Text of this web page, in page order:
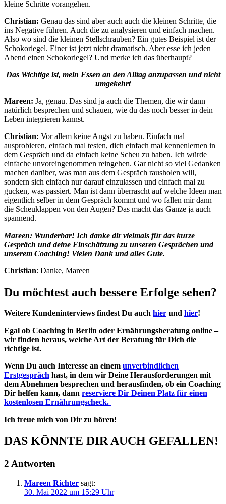
kleine Schritte vorangehen.
Christian: Genau das sind aber auch auch die kleinen Schritte, die
ins Negative führen. Auch die zu analysieren und einfach machen.
Also wo sind die kleinen Stellschrauben? Ein gutes Beispiel ist der
Schokoriegel. Einer ist jetzt nicht dramatisch. Aber esse ich jeden
Abend einen Schokoriegel? Und merke ich das überhaupt?
Das Wichtige ist, mein Essen an den Alltag anzupassen und nicht
umgekehrt
Mareen: Ja, genau. Das sind ja auch die Themen, die wir dann
natürlich besprechen und schauen, wie du das noch besser in dein
Leben integrieren kannst.
Christian: Vor allem keine Angst zu haben. Einfach mal
ausprobieren, einfach mal testen, dich einfach mal kennenlernen in
dem Gespräch und da einfach keine Scheu zu haben. Ich würde
einfache unvoreingenommen reingehen. Gar nicht so viel Gedanken
machen darüber, was man aus dem Gespräch rausholen will,
sondern sich einfach nur darauf einzulassen und einfach mal zu
gucken, was passiert. Man ist dann überrascht auf welche Ideen man
eigentlich selber in dem Gespräch kommt und wo fallen mir dann
die Scheuklappen von den Augen? Das macht das Ganze ja auch
spannend.
Mareen: Wunderbar! Ich danke dir vielmals für das kurze
Gespräch und deine Einschätzung zu unseren Gesprächen und
unserem Coaching! Vielen Dank und alles Gute.
Christian: Danke, Mareen
Du möchtest auch bessere Erfolge sehen?
Weitere Kundeninterviews findest Du auch hier und hier!
Egal ob Coaching in Berlin oder Ernährungsberatung online –
wir finden heraus, welche Art der Beratung für Dich die
richtige ist.
Wenn Du auch Interesse an einem unverbindlichen
Erstgespräch hast, in dem wir Deine Herausforderungen mit
dem Abnehmen besprechen und herausfinden, ob ein Coaching
Dir helfen kann, dann reserviere Dir Deinen Platz für einen
kostenlosen Ernährungscheck.
Ich freue mich von Dir zu hören!
DAS KÖNNTE DIR AUCH GEFALLEN!
2 Antworten
Mareen Richter sagt:
30. Mai 2022 um 15:29 Uhr